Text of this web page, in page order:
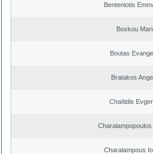
Benteniotis
Boskou
Boutas
Bratakos
Chaïtidis
Charalampous